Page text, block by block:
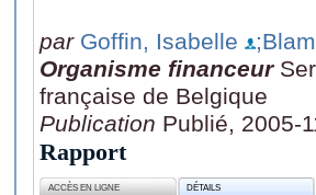
par Goffin, Isabelle
Organisme financeur
française de Belgique
Publication Publié, 2005-
Rapport
ACCÈS EN LIGNE DÉTAILS